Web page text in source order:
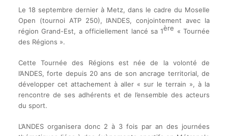
Le 18 septembre dernier à Metz, dans le cadre du Moselle
Open (tournoi ATP 250), l’ANDES, conjointement avec la
région Grand-Est, a officiellement lancé sa 1ère « Tournée
des Régions ».
Cette Tournée des Régions est née de la volonté de
l’ANDES, forte depuis 20 ans de son ancrage territorial, de
développer cet attachement à aller « sur le terrain », à la
rencontre de ses adhérents et de l’ensemble des acteurs
du sport.
L’ANDES organisera donc 2 à 3 fois par an des journées